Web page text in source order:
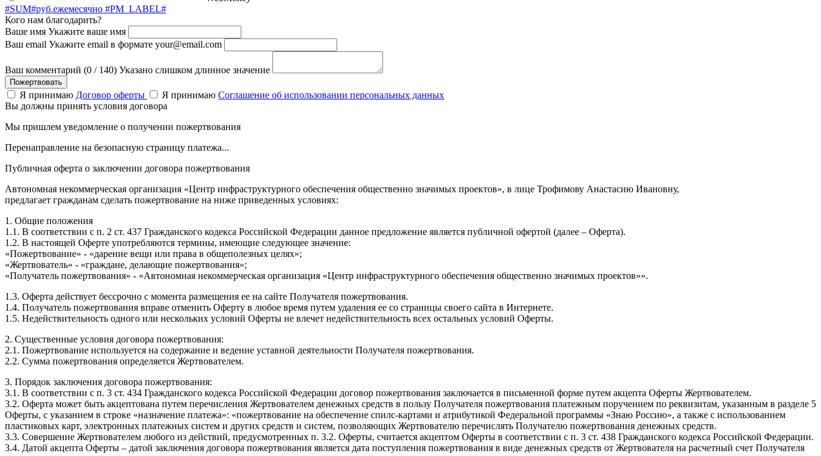
#SUM#руб.ежемесячно #PM_LABEL#
Кого нам благодарить?
Ваше имя Укажите ваше имя
Ваш email Укажите email в формате your@email.com
Ваш комментарий (0 / 140) Указано слишком длинное значение
Я принимаю Договор оферты Я принимаю Соглашение об использовании персональных данных
Вы должны принять условия договора
Мы пришлем уведомление о получении пожертвования
Перенаправление на безопасную страницу платежа...
Публичная оферта о заключении договора пожертвования
Автономная некоммерческая организация «Центр инфраструктурного обеспечения общественно значимых проектов», в лице Трофимову Анастасию Ивановну,
предлагает гражданам сделать пожертвование на ниже приведенных условиях:
1. Общие положения
1.1. В соответствии с п. 2 ст. 437 Гражданского кодекса Российской Федерации данное предложение является публичной офертой (далее – Оферта).
1.2. В настоящей Оферте употребляются термины, имеющие следующее значение:
«Пожертвование» - «дарение вещи или права в общеполезных целях»;
«Жертвователь» - «граждане, делающие пожертвования»;
«Получатель пожертвования» - «Автономная некоммерческая организация «Центр инфраструктурного обеспечения общественно значимых проектов»».
1.3. Оферта действует бессрочно с момента размещения ее на сайте Получателя пожертвования.
1.4. Получатель пожертвования вправе отменить Оферту в любое время путем удаления ее со страницы своего сайта в Интернете.
1.5. Недействительность одного или нескольких условий Оферты не влечет недействительность всех остальных условий Оферты.
2. Существенные условия договора пожертвования:
2.1. Пожертвование используется на содержание и ведение уставной деятельности Получателя пожертвования.
2.2. Сумма пожертвования определяется Жертвователем.
3. Порядок заключения договора пожертвования:
3.1. В соответствии с п. 3 ст. 434 Гражданского кодекса Российской Федерации договор пожертвования заключается в письменной форме путем акцепта Оферты Жертвователем.
3.2. Оферта может быть акцептована путем перечисления Жертвователем денежных средств в пользу Получателя пожертвования платежным поручением по реквизитам, указанным в разделе 5
Оферты, с указанием в строке «назначение платежа»: «пожертвование на обеспечение спилс-картами и атрибутикой Федеральной программы «Знаю Россию», а также с использованием
пластиковых карт, электронных платежных систем и других средств и систем, позволяющих Жертвователю перечислять Получателю пожертвования денежных средств.
3.3. Совершение Жертвователем любого из действий, предусмотренных п. 3.2. Оферты, считается акцептом Оферты в соответствии с п. 3 ст. 438 Гражданского кодекса Российской Федерации.
3.4. Датой акцепта Оферты – датой заключения договора пожертвования является дата поступления пожертвования в виде денежных средств от Жертвователя на расчетный счет Получателя